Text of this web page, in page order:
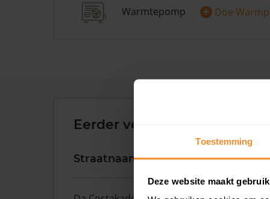
Toestemming
Deze website maakt
Warmtepomp + Doe
Eerder verkochte woningen
Straatnaam Huisnr.